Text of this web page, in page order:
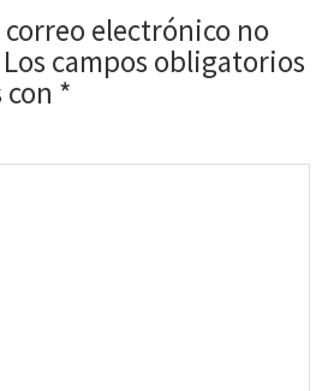
electrónico no
Los campos obligatorios
*